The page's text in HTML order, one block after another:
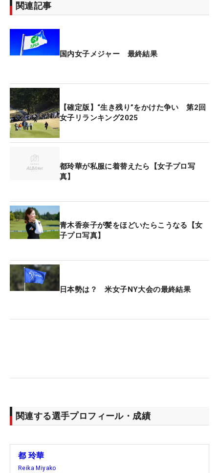
関連記事
国内女子メジャー 最終結果
【確定版】“生き残り”をかけた争い 第2回
女子リランキング2025
都玲華が私服に着替えたら【女子プロ写
真】
青木香奈子が髪をほどいたらこうなる【女
子プロ写真】
日本勢は？ 米女子NY大会の最終結果
関連する選手プロフィール・成績
都 玲華
Reika Miyako